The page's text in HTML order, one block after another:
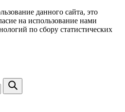
данного сайта, это
на использование нами
по сбору статистических